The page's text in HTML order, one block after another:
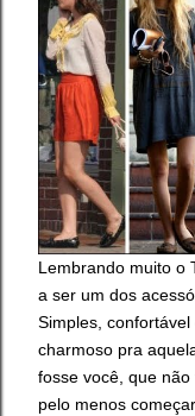
Lembrando muito o
a ser um dos
Simples,
charmoso pra
fosse você, que
pelo menos